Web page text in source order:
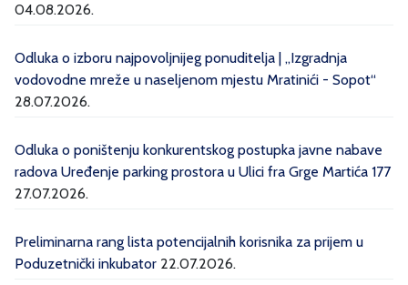
04.08.2026.
Odluka o izboru najpovoljnijeg ponuditelja | „Izgradnja
vodovodne mreže u naseljenom mjestu Mratinići - Sopot“
28.07.2026.
Odluka o poništenju konkurentskog postupka javne nabave
radova Uređenje parking prostora u Ulici fra Grge Martića 177
27.07.2026.
Preliminarna rang lista potencijalnih korisnika za prijem u
Poduzetnički inkubator 22.07.2026.